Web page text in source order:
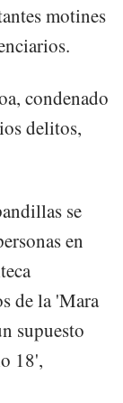
motines
condenado
delitos,
se
en
de la 'Mara
supuesto
18',